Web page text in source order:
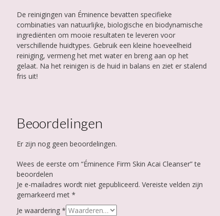
De reinigingen van Éminence bevatten specifieke
combinaties van natuurlijke, biologische en biodynamische
ingrediënten om mooie resultaten te leveren voor
verschillende huidtypes. Gebruik een kleine hoeveelheid
reiniging, vermeng het met water en breng aan op het
gelaat. Na het reinigen is de huid in balans en ziet er stalend
fris uit!
Beoordelingen
Er zijn nog geen beoordelingen.
Wees de eerste om “Éminence Firm Skin Acai Cleanser” te
beoordelen
Je e-mailadres wordt niet gepubliceerd. Vereiste velden zijn
gemarkeerd met *
Je waardering *